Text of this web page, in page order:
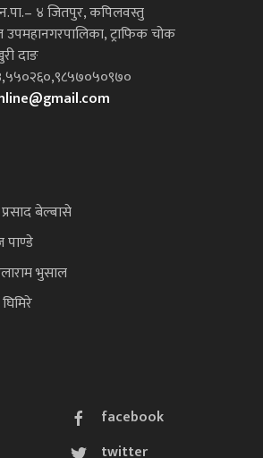
४ जितपुर, कपिलवस्तु
ट्राफिक चोक
दाङ
बेल्बासे
पाण्डे
भुसाल
facebook
twitter